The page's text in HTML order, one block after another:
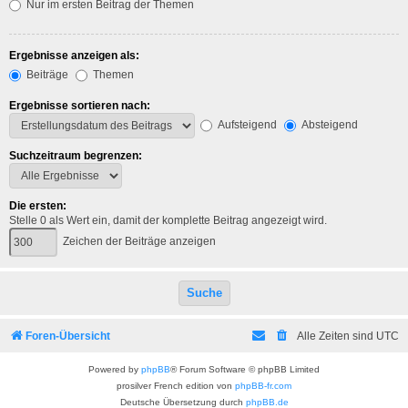
Nur im ersten Beitrag der Themen
Ergebnisse anzeigen als:
Beiträge
Themen
Ergebnisse sortieren nach:
Aufsteigend
Absteigend
Suchzeitraum begrenzen:
Die ersten:
Stelle 0 als Wert ein, damit der komplette Beitrag angezeigt wird.
Zeichen der Beiträge anzeigen
Foren-Übersicht Alle Zeiten sind UTC
Powered by phpBB® Forum Software © phpBB Limited
prosilver French edition von phpBB-fr.com
Deutsche Übersetzung durch phpBB.de